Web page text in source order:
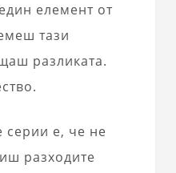
елемент от
тази
разликата.
серии е, че не
разходите